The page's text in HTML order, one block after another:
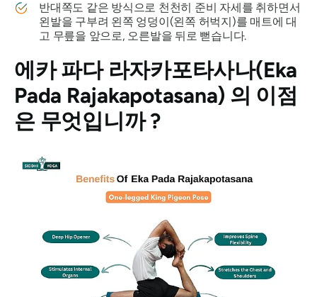
반대쪽도 같은 방식으로 천천히 준비 자세를 취하면서
왼발을 구부려 왼쪽 엉덩이(왼쪽 허벅지)를 매트에 대
고 무릎을 앞으로, 오른발을 뒤로 뻗습니다.
에카 파다 라자카포타사나(Eka
Pada Rajakapotasana) 의 이점
은 무엇입니까 ?